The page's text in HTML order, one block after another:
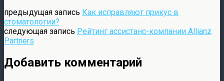
предыдущая запись Как исправляют прикус в
стоматологии?
следующая запись Рейтинг ассистанс-компании Allianz
Partners
Добавить комментарий